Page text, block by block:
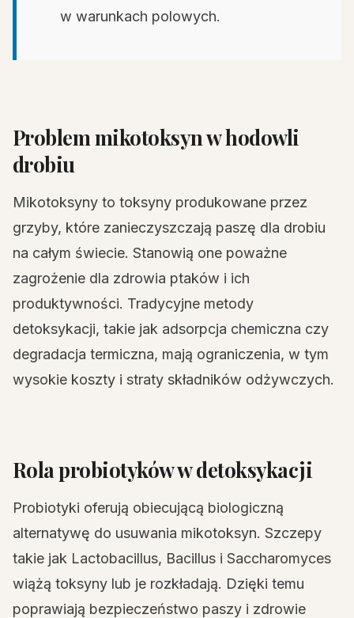
w warunkach polowych.
Problem mikotoksyn w hodowli
drobiu
Mikotoksyny to toksyny produkowane przez
grzyby, które zanieczyszczają paszę dla drobiu
na całym świecie. Stanowią one poważne
zagrożenie dla zdrowia ptaków i ich
produktywności. Tradycyjne metody
detoksykacji, takie jak adsorpcja chemiczna czy
degradacja termiczna, mają ograniczenia, w tym
wysokie koszty i straty składników odżywczych.
Rola probiotyków w detoksykacji
Probiotyki oferują obiecującą biologiczną
alternatywę do usuwania mikotoksyn. Szczepy
takie jak Lactobacillus, Bacillus i Saccharomyces
wiążą toksyny lub je rozkładają. Dzięki temu
poprawiają bezpieczeństwo paszy i zdrowie